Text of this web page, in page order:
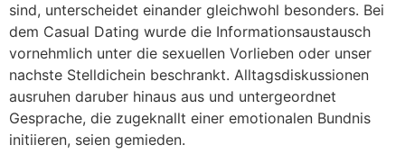
sind, unterscheidet einander gleichwohl besonders. Bei
dem Casual Dating wurde die Informationsaustausch
vornehmlich unter die sexuellen Vorlieben oder unser
nachste Stelldichein beschrankt. Alltagsdiskussionen
ausruhen daruber hinaus aus und untergeordnet
Gesprache, die zugeknallt einer emotionalen Bundnis
initiieren, seien gemieden.